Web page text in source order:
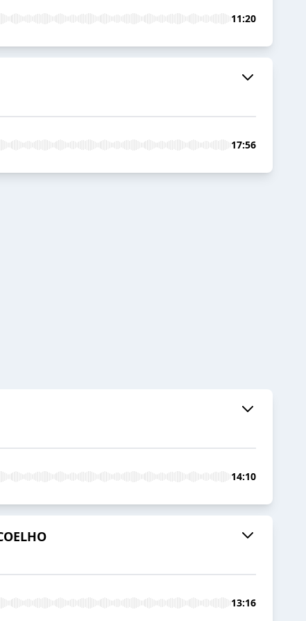
11:20
17:56
14:10
13:16